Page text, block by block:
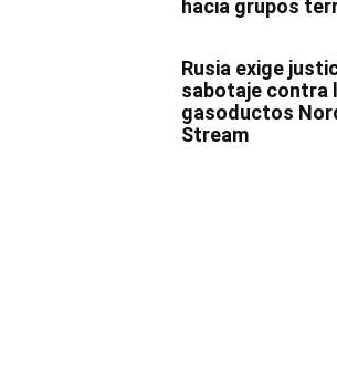
hacia grupos
Rusia exige
sabotaje contra
gasoductos
Stream